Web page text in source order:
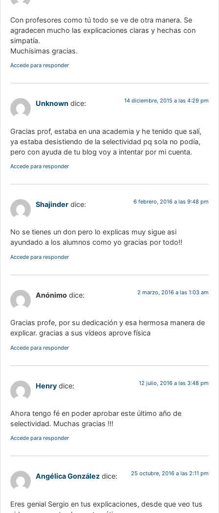
Con profesores como tú todo se ve de otra manera. Se
agradecen mucho las explicaciones claras y hechas con
simpatía.
Muchísimas gracias.
Accede para responder
Unknown dice: 14 diciembre, 2015 a las 4:29 pm
Gracias prof, estaba en una academia y he tenido que salí,
ya estaba desistiendo de la selectividad pq sola no podía,
pero con ayuda de tu blog voy a intentar por mi cuenta.
Accede para responder
Shajinder dice: 6 febrero, 2016 a las 9:48 pm
No se tienes un don pero lo explicas muy sigue asi
ayundado a los alumnos como yo gracias por todo!!
Accede para responder
Anónimo dice: 2 marzo, 2016 a las 1:03 am
Gracias profe, por su dedicación y esa hermosa manera de
explicar. gracias a sus vídeos aprove física
Accede para responder
Henry dice: 12 julio, 2016 a las 3:48 pm
Ahora tengo fé en poder aprobar este último año de
selectividad. Muchas gracias !!!
Accede para responder
Angélica González dice: 25 octubre, 2016 a las 2:11 pm
Eres genial Sergio en tus explicaciones, desde que veo tus